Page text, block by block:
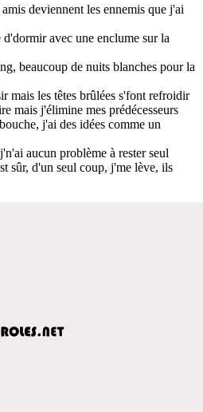
deviennent les ennemis que j'ai
avec une enclume sur la
beaucoup de nuits blanches pour la
mais les têtes brûlées s'font refroidir
mais j'élimine mes prédécesseurs
j'ai des idées comme un
aucun problème à rester seul
sûr, d'un seul coup, j'me lève, ils